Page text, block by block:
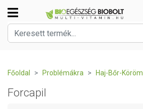
Főoldal Problémákra Haj-Bőr-Köröm
Forcapil